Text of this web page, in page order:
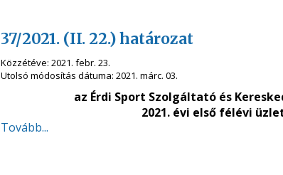
37/2021. (II. 22.) határozat
Közzétéve: 2021. febr. 23.
Utolsó módosítás dátuma: 2021. márc. 03.
az Érdi Sport Szolgáltató és
2021. évi első félévi
Tovább...